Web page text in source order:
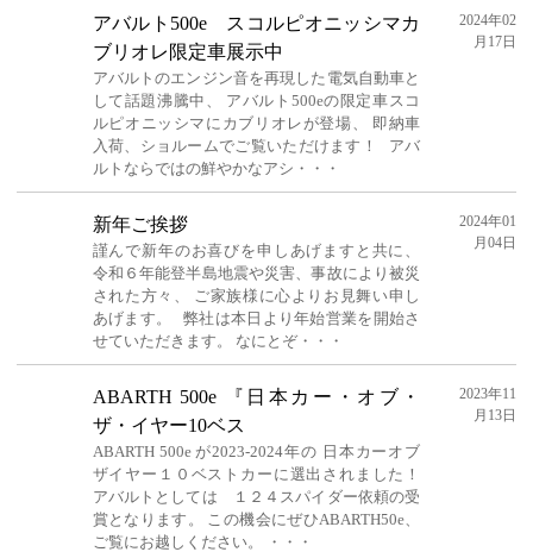
アバルト500e スコルピオニッシマカ
ブリオレ限定車展示中
アバルトのエンジン音を再現した電気自動車と
して話題沸騰中、 アバルト500eの限定車スコ
ルピオニッシマにカブリオレが登場、 即納車
入荷、ショルームでご覧いただけます！ アバ
ルトならではの鮮やかなアシ・・・
2024年02
月17日
新年ご挨拶
謹んで新年のお喜びを申しあげますと共に、
令和６年能登半島地震や災害、事故により被災
された方々、 ご家族様に心よりお見舞い申し
あげます。 弊社は本日より年始営業を開始さ
せていただきます。 なにとぞ・・・
2024年01
月04日
ABARTH 500e 『日本カー・オブ・
ザ・イヤー10ベス
ABARTH 500e が2023-2024年の 日本カーオブ
ザイヤー１０ベストカーに選出されました！
アバルトとしては １２４スパイダー依頼の受
賞となります。 この機会にぜひABARTH50e、
ご覧にお越しください。 ・・・
2023年11
月13日